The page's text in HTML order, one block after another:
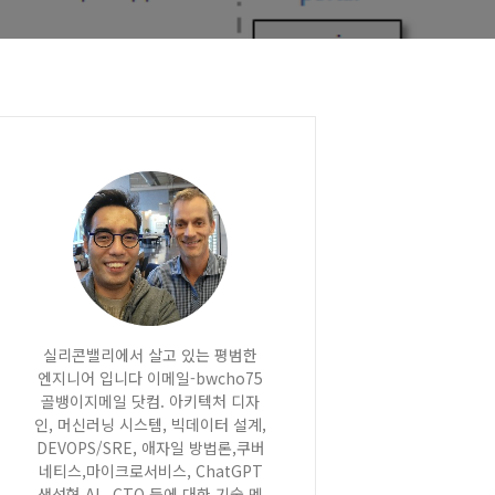
실리콘밸리에서 살고 있는 평범한
엔지니어 입니다 이메일-bwcho75
골뱅이지메일 닷컴. 아키텍처 디자
인, 머신러닝 시스템, 빅데이터 설계,
DEVOPS/SRE, 애자일 방법론,쿠버
네티스,마이크로서비스, ChatGPT